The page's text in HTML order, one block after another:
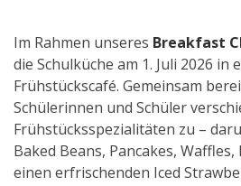
Im Rahmen unseres Breakfast
die Schulküche am 1. Juli 2026 in
Frühstückscafé. Gemeinsam
Schülerinnen und Schüler
Frühstücksspezialitäten zu –
Baked Beans, Pancakes,
einen erfrischenden Iced